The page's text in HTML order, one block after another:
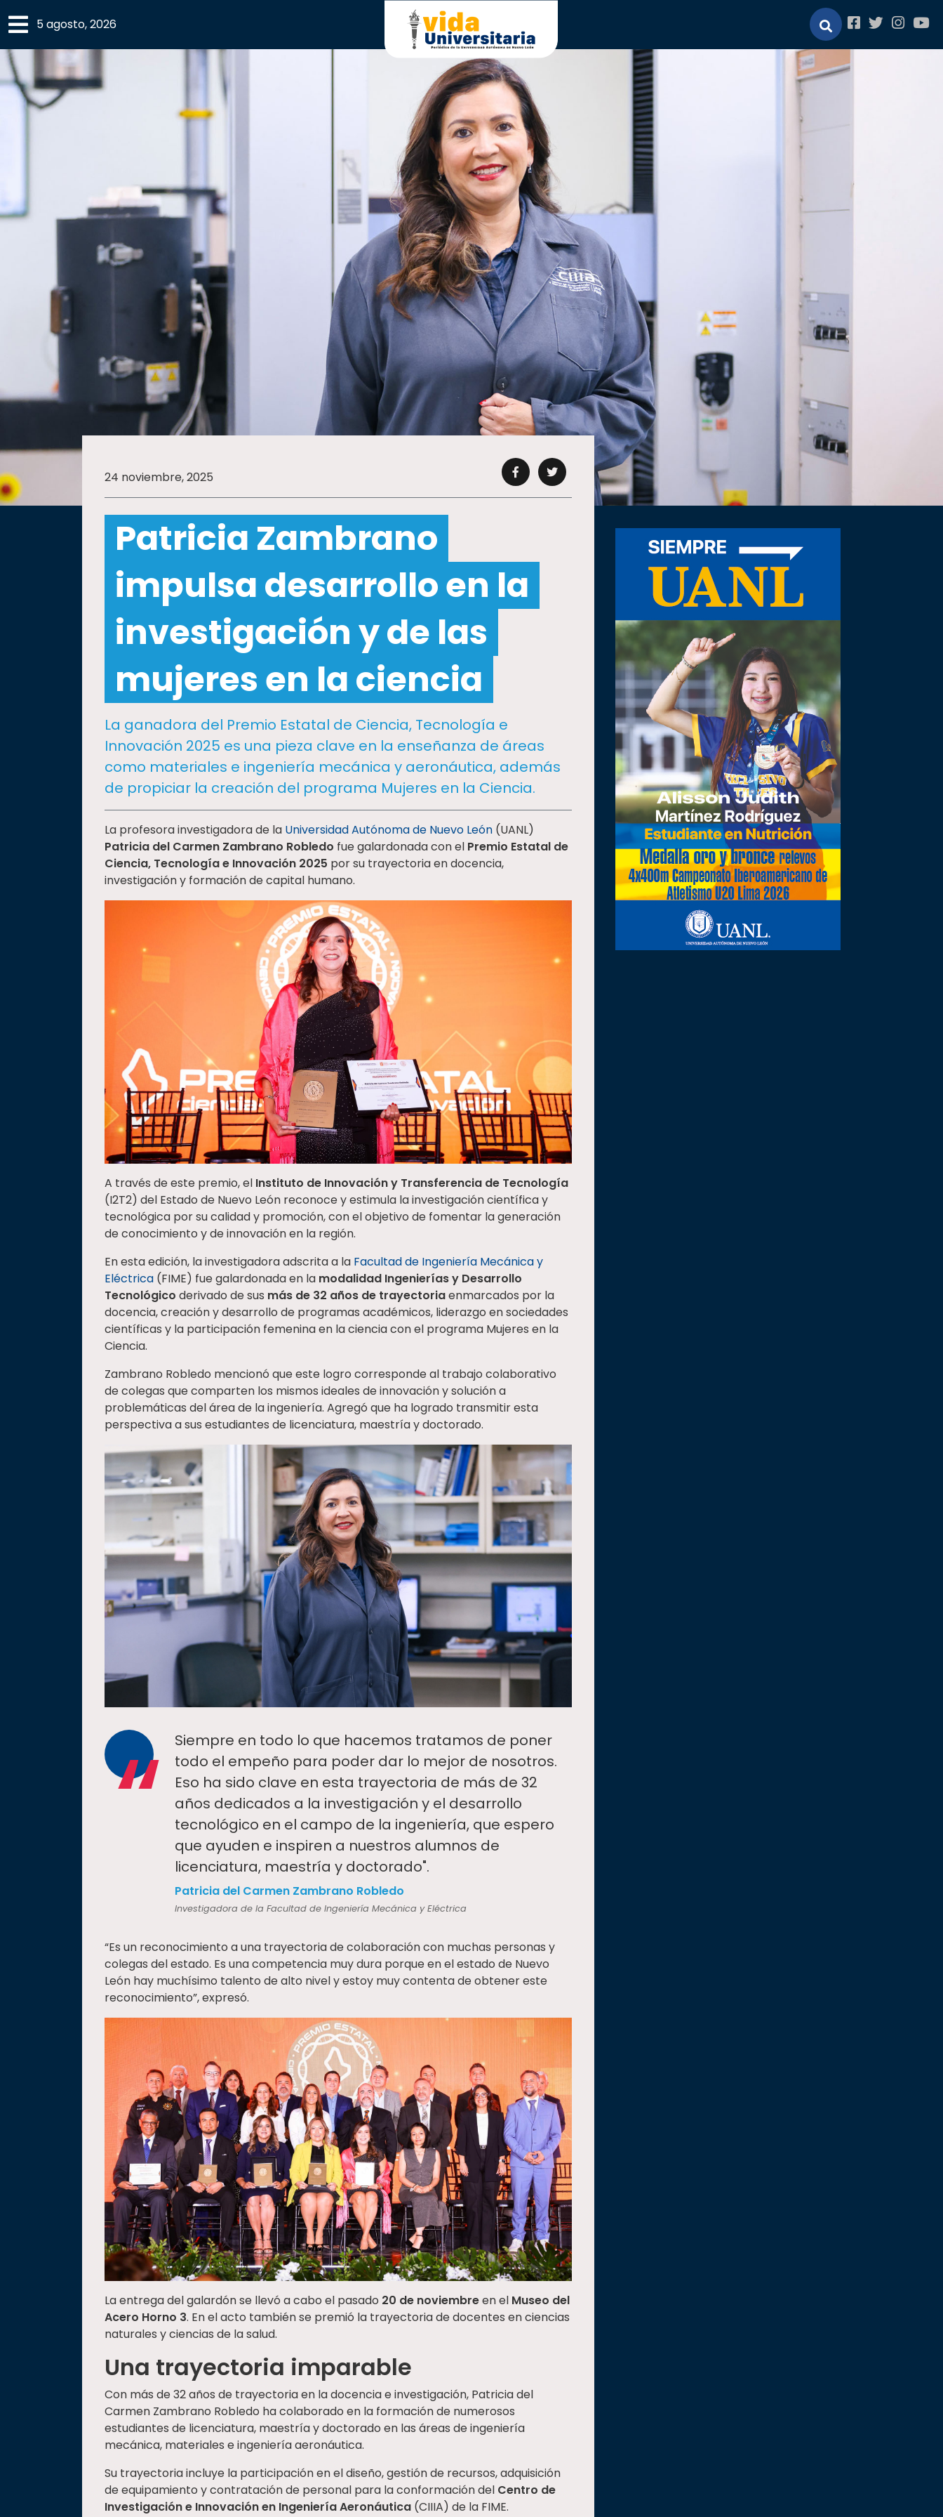
×
SECCIONES
ACADEMIA
CULTURA
SUSTENTABILIDAD
TEMAS
Oferta
educativa
Internacionalización
5 agosto, 2026
24 noviembre, 2025
Patricia Zambrano
impulsa desarrollo en la
investigación y de las
mujeres en la ciencia
La ganadora del Premio Estatal de Ciencia, Tecnología e
Innovación 2025 es una pieza clave en la enseñanza de áreas
como materiales e ingeniería mecánica y aeronáutica, además
de propiciar la creación del programa Mujeres en la Ciencia.
La profesora investigadora de la Universidad Autónoma de Nuevo León (UANL)
Patricia del Carmen Zambrano Robledo fue galardonada con el Premio Estatal de
Ciencia, Tecnología e Innovación 2025 por su trayectoria en docencia,
investigación y formación de capital humano.
A través de este premio, el Instituto de Innovación y Transferencia de Tecnología
(I2T2) del Estado de Nuevo León reconoce y estimula la investigación científica y
tecnológica por su calidad y promoción, con el objetivo de fomentar la generación
de conocimiento y de innovación en la región.
En esta edición, la investigadora adscrita a la Facultad de Ingeniería Mecánica y
Eléctrica (FIME) fue galardonada en la modalidad Ingenierías y Desarrollo
Tecnológico derivado de sus más de 32 años de trayectoriaenmarcados por la
docencia, creación y desarrollo de programas académicos, liderazgo en sociedades
científicas y la participación femenina en la ciencia con el programa Mujeres en la
Ciencia.
Zambrano Robledo mencionó que este logro corresponde al trabajo colaborativo
de colegas que comparten los mismos ideales de innovación y solución a
problemáticas del área de la ingeniería. Agregó que ha logrado transmitir esta
perspectiva a sus estudiantes de licenciatura, maestría y doctorado.
“
Siempre en todo lo que hacemos tratamos de poner
todo el empeño para poder dar lo mejor de nosotros.
Eso ha sido clave en esta trayectoria de más de 32
años dedicados a la investigación y el desarrollo
tecnológico en el campo de la ingeniería, que espero
que ayuden e inspiren a nuestros alumnos de
licenciatura, maestría y doctorado".
Patricia del Carmen Zambrano Robledo
Investigadora de la Facultad de Ingeniería Mecánica y Eléctrica
“Es un reconocimiento a una trayectoria de colaboración con muchas personas y
colegas del estado. Es una competencia muy dura porque en el estado de Nuevo
León hay muchísimo talento de alto nivel y estoy muy contenta de obtener este
reconocimiento”, expresó.
La entrega del galardón se llevó a cabo el pasado 20 de noviembreen el Museo del
Acero Horno 3. En el acto también se premió la trayectoria de docentes en ciencias
naturales y ciencias de la salud.
Una trayectoria imparable
Con más de 32 años de trayectoria en la docencia e investigación, Patricia del
Carmen Zambrano Robledo ha colaborado en la formación de numerosos
estudiantes de licenciatura, maestría y doctorado en las áreas de ingeniería
mecánica, materiales e ingeniería aeronáutica.
Su trayectoria incluye la participación en el diseño, gestión de recursos, adquisición
de equipamiento y contratación de personal para la conformación del Centro de
Investigación e Innovación en Ingeniería Aeronáutica (CIIIA) de la FIME.